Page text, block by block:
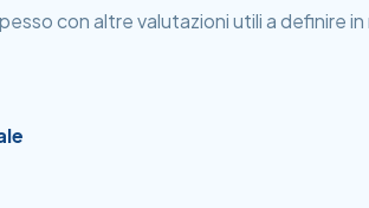
con altre valutazioni utili a definire